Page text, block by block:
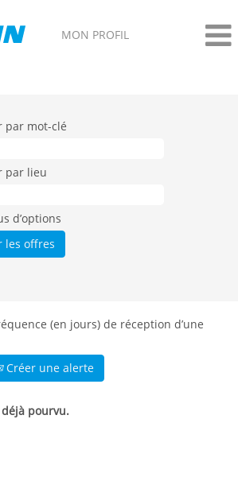
MON PROFIL
par mot-clé
par lieu
d’options
(en jours) de réception d’une
Créer une alerte
déjà pourvu.